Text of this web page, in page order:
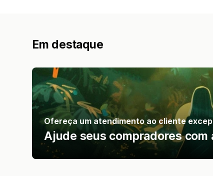
Em destaque
Ofereça um atendimento ao cliente
Ajude seus compradores